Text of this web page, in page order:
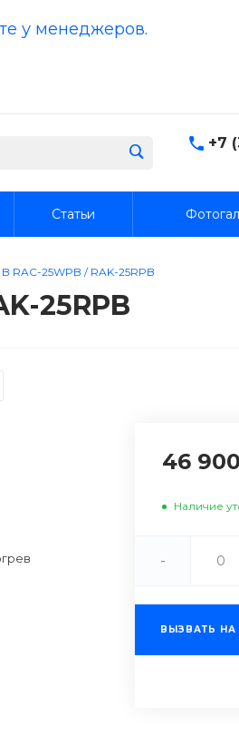
у менеджеров.
+7
Статьи
RAC-25WPB / RAK-25RPB
25RPB
46
Наличие
-
ВЫЗВАТЬ НА